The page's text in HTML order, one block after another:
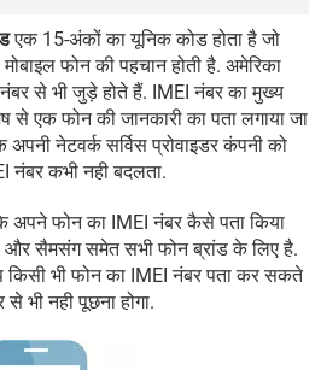
कंप्यूटर बस
एक 15-अंकों का यूनिक कोड होता है जो
फोन की पहचान होती है. अमेरिका
से भी जुड़े होते हैं. IMEI नंबर का मुख्य
से एक फोन की जानकारी का पता लगाया जा
नेटवर्क सर्विस प्रोवाइडर कंपनी को
नंबर कभी नही बदलता.
अपने फोन का IMEI नंबर कैसे पता किया
और सैमसंग समेत सभी फोन ब्रांड के लिए है.
भी फोन का IMEI नंबर पता कर सकते
भी नही पूछना होगा.